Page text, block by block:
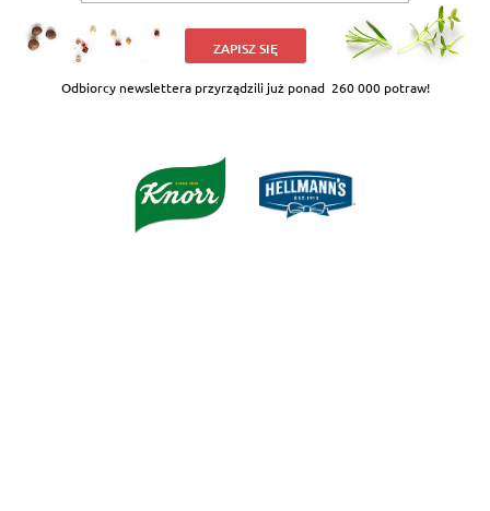
ZAPISZ SIĘ
Odbiorcy newslettera przyrządzili już ponad 260 000 potraw!